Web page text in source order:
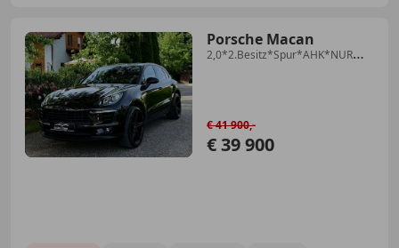
Porsche Macan
2,0*2.Besitz*Spur*AHK*NUR
€ 39 900
€ 41 900,-